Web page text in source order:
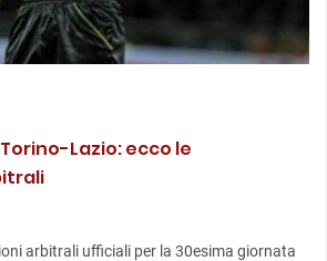
Lazio: ecco le
arbitrali ufficiali per la 30esima giornata